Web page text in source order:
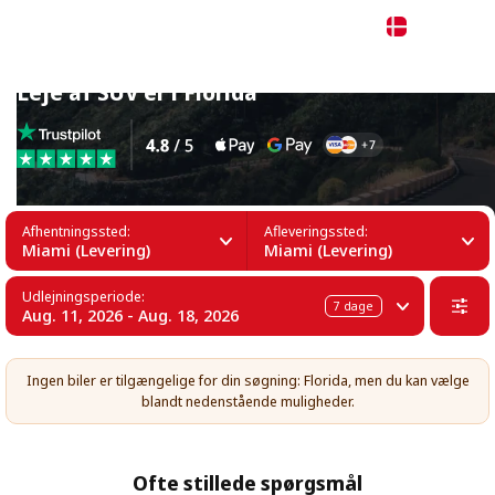
Leje af SUV'er i Florida
Afhentningssted:
Miami (Levering)
Afleveringssted:
Miami (Levering)
Udlejningsperiode:
Aug. 11, 2026 - Aug. 18, 2026 7 dage
Ingen biler er tilgængelige for din søgning: Florida, men du kan vælge
blandt nedenstående muligheder.
Ofte stillede spørgsmål